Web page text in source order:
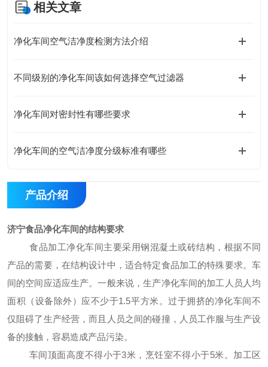
相关文章
净化车间空气洁净度检测方法介绍
不同级别的净化车间该如何选择空气过滤器
净化车间对密封性有哪些要求
净化车间的空气洁净度分级标准有哪些
产品介绍
济宁食品净化车间的结构要求
食品加工净化车间主要采用钢混凝土或砖结构，根据不同
产品的需要，在结构设计中，适合特定食品加工的特殊要求。车
间的空间应适应生产。一般来说，生产净化车间的加工人员人均
面积（设备除外）应不少于1.5平方米。过于拥挤的净化车间不
仅阻碍了生产经营，而且人员之间的碰撞，人员工作服与生产设
备的接触，容易造成产品污染。
车间顶面高度不得小于3米，烹饪室不得小于5米。加工区